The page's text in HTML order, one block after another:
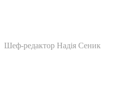
Шеф-редактор Надія Сеник